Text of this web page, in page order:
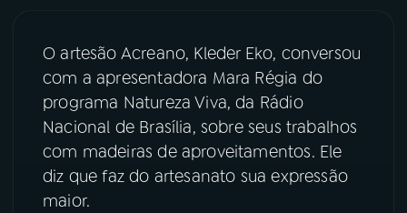
04 PROGRAMAS
05PODCASTS
06VIDEOCASTS
O artesão Acreano, Kleder Eko, conversou
com a apresentadora Mara Régia do
programa Natureza Viva, da Rádio
Nacional de Brasília, sobre seus trabalhos
com madeiras de aproveitamentos. Ele
diz que faz do artesanato sua expressão
maior.